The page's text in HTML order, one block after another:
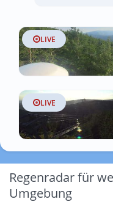
LIVE
LIVE
Regenradar für
Umgebung